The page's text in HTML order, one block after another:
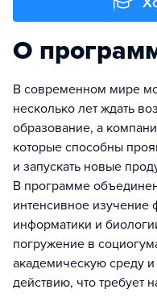
О
В современном мире
несколько лет ждать
образование, а
которые способны
и запускать новые
В программе
интенсивное изучение
информатики и
погружение в
академическую среду и
действию, что требует